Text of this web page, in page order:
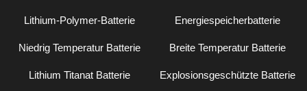
Lithium-Polymer-Batterie Energiespeicherbatterie
Niedrig Temperatur Batterie Breite Temperatur Batterie
Lithium Titanat Batterie Explosionsgeschützte Batterie